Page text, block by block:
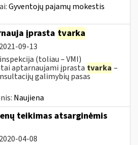
Gyventojų pajamų mokestis
įprasta tvarka
2021-09-13
(toliau – VMI)
aptarnaujami įprasta tvarka –
galimybių pasas
Naujiena
teikimas atsarginėmis
2020-04-08